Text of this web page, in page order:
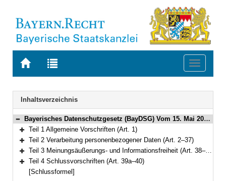
Zur
BAYERN.RECHT
Zur
letzten
Suche
Toggle
Navigation
Inhaltsverzeichnis
Bereich reduzieren
Bayerisches Datenschutzgesetz (BayDSG) Vom 15. Mai 2018 (GVBl. S. 230) BayRS 204-1-I (Art. 1–40)
Bereich erweitern
Teil 1 Allgemeine Vorschriften (Art. 1)
Bereich erweitern
Teil 2 Verarbeitung personenbezogener Daten (Art. 2–37)
Bereich erweitern
Teil 3 Meinungsäußerungs- und Informationsfreiheit (Art. 38–39)
Bereich erweitern
Teil 4 Schlussvorschriften (Art. 39a–40)
[Schlussformel]